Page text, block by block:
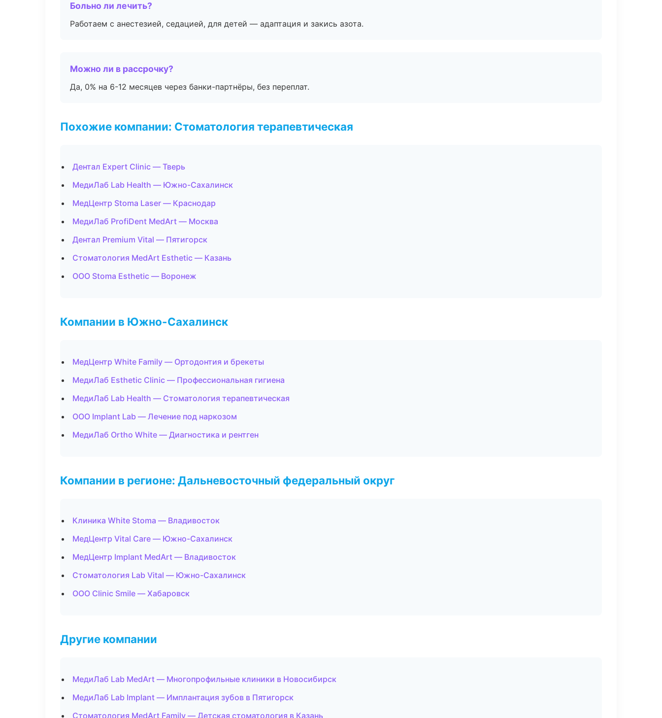
Больно ли лечить?
Работаем с анестезией, седацией, для детей — адаптация и закись азота.
Можно ли в рассрочку?
Да, 0% на 6-12 месяцев через банки-партнёры, без переплат.
Похожие компании: Стоматология терапевтическая
Дентал Expert Clinic — Тверь
МедиЛаб Lab Health — Южно-Сахалинск
МедЦентр Stoma Laser — Краснодар
МедиЛаб ProfiDent MedArt — Москва
Дентал Premium Vital — Пятигорск
Стоматология MedArt Esthetic — Казань
ООО Stoma Esthetic — Воронеж
Компании в Южно-Сахалинск
МедЦентр White Family — Ортодонтия и брекеты
МедиЛаб Esthetic Clinic — Профессиональная гигиена
МедиЛаб Lab Health — Стоматология терапевтическая
ООО Implant Lab — Лечение под наркозом
МедиЛаб Ortho White — Диагностика и рентген
Компании в регионе: Дальневосточный федеральный округ
Клиника White Stoma — Владивосток
МедЦентр Vital Care — Южно-Сахалинск
МедЦентр Implant MedArt — Владивосток
Стоматология Lab Vital — Южно-Сахалинск
ООО Clinic Smile — Хабаровск
Другие компании
МедиЛаб Lab MedArt — Многопрофильные клиники в Новосибирск
МедиЛаб Lab Implant — Имплантация зубов в Пятигорск
Стоматология MedArt Family — Детская стоматология в Казань